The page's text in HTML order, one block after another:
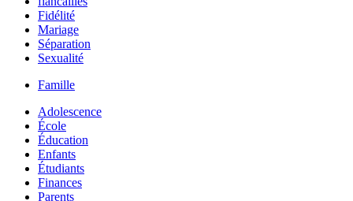
Fidélité
Mariage
Séparation
Sexualité
Famille
Adolescence
École
Éducation
Enfants
Étudiants
Finances
Parents